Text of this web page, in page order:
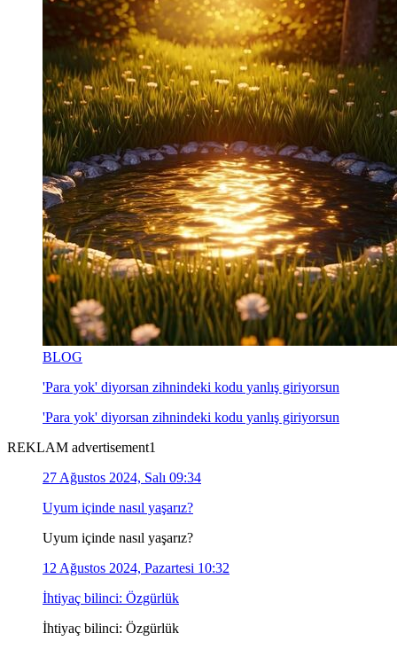
BLOG
'Para yok' diyorsan zihnindeki kodu yanlış giriyorsun
'Para yok' diyorsan zihnindeki kodu yanlış giriyorsun
REKLAM advertisement1
27 Ağustos 2024, Salı 09:34
Uyum içinde nasıl yaşarız?
Uyum içinde nasıl yaşarız?
12 Ağustos 2024, Pazartesi 10:32
İhtiyaç bilinci: Özgürlük
İhtiyaç bilinci: Özgürlük